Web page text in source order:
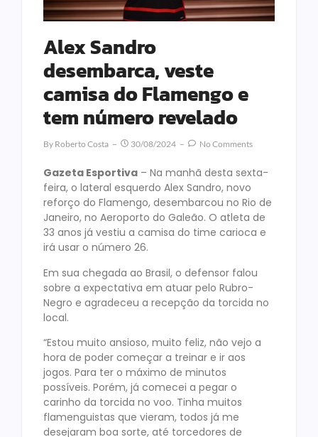
Alex Sandro
desembarca, veste
camisa do Flamengo e
tem número revelado
By Roberto Costa 30/08/2024 No Comments
Gazeta Esportiva – Na manhã desta sexta-
feira, o lateral esquerdo Alex Sandro, novo
reforço do Flamengo, desembarcou no Rio de
Janeiro, no Aeroporto do Galeão. O atleta de
33 anos já vestiu a camisa do time carioca e
irá usar o número 26.
Em sua chegada ao Brasil, o defensor falou
sobre a expectativa em atuar pelo Rubro-
Negro e agradeceu a recepção da torcida no
local.
“Estou muito ansioso, muito feliz, não vejo a
hora de poder começar a treinar e ir aos
jogos. Para ter o máximo de minutos
possíveis. Porém, já comecei a pegar o
carinho da torcida no voo. Tinha muitos
flamenguistas que vieram, todos já me
desejaram boa sorte, até torcedores de